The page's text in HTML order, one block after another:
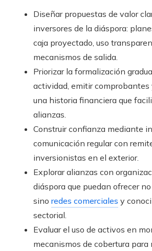
Diseñar propuestas de valor
inversores de la diáspora:
caja proyectado, uso
mecanismos de salida.
Priorizar la formalización
actividad, emitir comprobantes
una historia financiera que
alianzas.
Construir confianza mediante
comunicación regular con
inversionistas en el exterior.
Explorar alianzas con
diáspora que puedan ofrecer
sino redes comerciales y
sectorial.
Evaluar el uso de activos en
mecanismos de cobertura para